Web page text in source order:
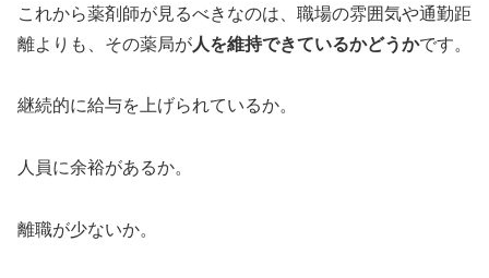
これから薬剤師が見るべきなのは、職場の雰囲気や通勤距
離よりも、その薬局が人を維持できているかどうかです。
継続的に給与を上げられているか。
人員に余裕があるか。
離職が少ないか。